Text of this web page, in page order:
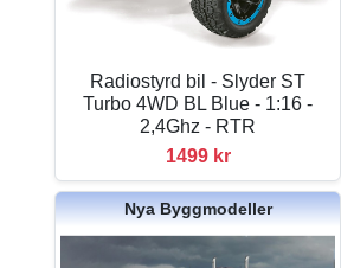
Radiostyrd bil - Slyder ST
Turbo 4WD BL Blue - 1:16 -
2,4Ghz - RTR
1499 kr
Nya Byggmodeller